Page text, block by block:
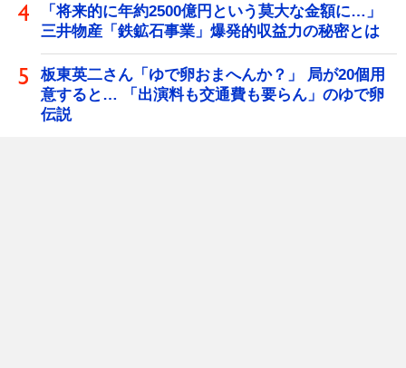
「将来的に年約2500億円という莫大な金額に…」
三井物産「鉄鉱石事業」爆発的収益力の秘密とは
板東英二さん「ゆで卵おまへんか？」 局が20個用
意すると… 「出演料も交通費も要らん」のゆで卵
伝説